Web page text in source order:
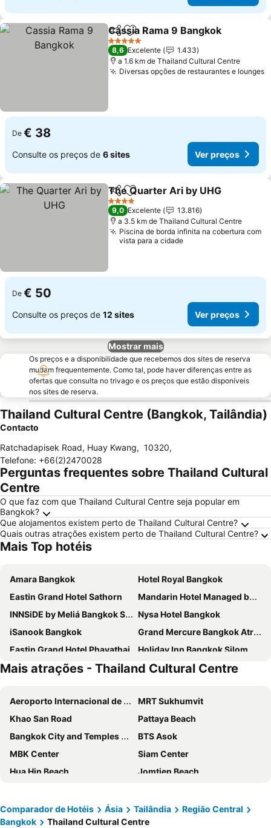
PartilharAdicionar aos favoritos
Cassia Rama 9 Bangkok
5 Estrelas
8,6 Excelente
1.433
a 1.6 km de Thailand Cultural Centre
Diversas opções de restaurantes e lounges
De € 38
Consulte os preços de 6 sites Ver preços
PartilharAdicionar aos favoritos
The Quarter Ari by UHG
4 Estrelas
9,0 Excelente
13.816
a 3.5 km de Thailand Cultural Centre
Piscina de borda infinita na cobertura com
vista para a cidade
De € 50
Consulte os preços de 12 sites Ver preços
Mostrar mais
Os preços e a disponibilidade que recebemos dos sites de reserva
mudam frequentemente. Como tal, pode haver diferenças entre as
ofertas que consulta no trivago e os preços que estão disponíveis
nos sites de reserva.
Thailand Cultural Centre (Bangkok, Tailândia)
Contacto
Ratchadapisek Road, Huay Kwang, 10320,
Telefone: +66(2)2470028
Perguntas frequentes sobre Thailand Cultural
Centre
O que faz com que Thailand Cultural Centre seja popular em
Bangkok?
Que alojamentos existem perto de Thailand Cultural Centre?
Quais outras atrações existem perto de Thailand Cultural Centre?
Mais Top hotéis
Amara Bangkok
Hotel Royal Bangkok
Eastin Grand Hotel Sathorn
Mandarin Hotel Managed by Centre Point
INNSiDE by Meliá Bangkok Sukhumvit
Nysa Hotel Bangkok
iSanook Bangkok
Grand Mercure Bangkok Atrium
Eastin Grand Hotel Phayathai
Holiday Inn Bangkok Silom By Ihg
Baiyoke Sky Hotel
Amari Bangkok
Millennium Hilton Bangkok
Grande Centre Point Surawong Bangkok
AETAS lumpini
Centra By Centara Hotel Bangkok Phra Nakhon
Pullman Bangkok Hotel G
Carlton Hotel Bangkok Sukhumvit
The Quarter Hualamphong by UHG
The Okura Prestige Bangkok
The Berkeley Hotel Pratunam
Ibis Styles Bangkok Silom
The Samsen Street Hotel
Nouvo City Hotel
The Landmark Bangkok
Kimpton Maa-lai Bangkok By Ihg
Mais atrações - Thailand Cultural Centre
Aeroporto Internacional de Suvarnabhumi
MRT Sukhumvit
Khao San Road
Pattaya Beach
Bangkok City and Temples Tour
BTS Asok
MBK Center
Siam Center
Hua Hin Beach
Jomtien Beach
BTS Siam
BTS Phaya Thai
BTS Nana
The Platinum Fashion
Comparador de Hotéis Ásia Tailândia
Região Central
Bangkok
Thailand Cultural Centre